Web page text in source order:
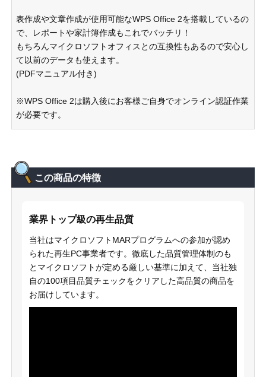
表作成や文章作成が使用可能なWPS Office 2を搭載しているの
で、レポートや家計簿作成もこれでバッチリ！
もちろんマイクロソフトオフィスとの互換性もあるので安心し
て以前のデータも使えます。
(PDFマニュアル付き)
※WPS Office 2は購入後にお客様ご自身でオンライン認証作業
が必要です。
この商品の特徴
業界トップ級の再生品質
当社はマイクロソフトMARプログラムへの参加が認め
られた再生PC事業者です。徹底した品質管理体制のも
とマイクロソフトが定める厳しい基準に加えて、当社独
自の100項目品質チェックをクリアした高品質の商品を
お届けしています。